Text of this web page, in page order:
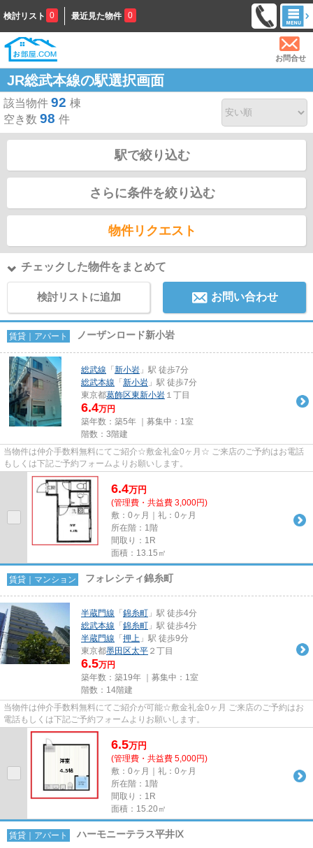
検討リスト 0 最近見た物件 0
お問合せ
JR総武本線の駅選択画面
該当物件 92 棟
空き数 98 件
駅で絞り込む
さらに条件を絞り込む
物件リクエスト
チェックした物件をまとめて
検討リストに追加 お問い合わせ
賃貸｜アパート ノーザンロード新小岩
総武線 「 新小岩 」駅 徒歩7分
総武本線 「 新小岩 」駅 徒歩7分
東京都葛飾区東新小岩 １丁目
6.4万円
築年数：築5年 ｜募集中： 1室
階数：3階建
当物件は仲介手数料無料にてご紹介☆敷金礼金0ヶ月☆ ご来店のご予約はお電話
もしくは下記ご予約フォームよりお願いします。
6.4万円
(管理費・共益費 3,000円)
敷：0ヶ月｜礼：0ヶ月
所在階：1階
間取り：1R
面積：13.15㎡
賃貸｜マンション フォレシティ錦糸町
半蔵門線 「 錦糸町 」駅 徒歩4分
総武本線 「 錦糸町 」駅 徒歩4分
半蔵門線 「 押上 」駅 徒歩9分
東京都墨田区太平 ２丁目
6.5万円
築年数：築19年 ｜募集中： 1室
階数：14階建
当物件は仲介手数料無料にてご紹介が可能☆敷金礼金0ヶ月 ご来店のご予約はお
電話もしくは下記ご予約フォームよりお願いします。
6.5万円
(管理費・共益費 5,000円)
敷：0ヶ月｜礼：0ヶ月
所在階：1階
間取り：1R
面積：15.20㎡
賃貸｜アパート ハーモニーテラス平井Ⅸ